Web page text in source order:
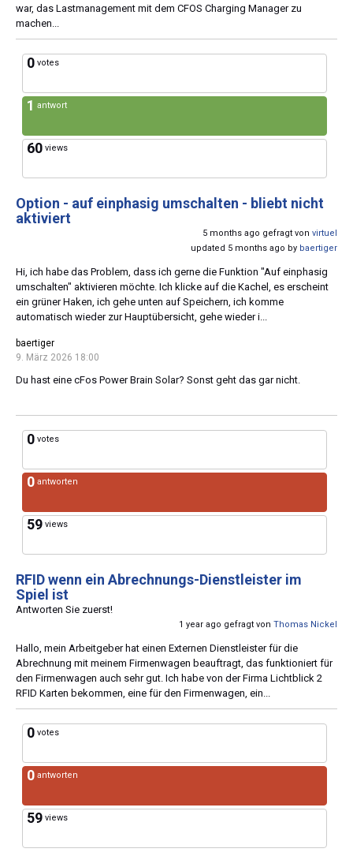
war, das Lastmanagement mit dem CFOS Charging Manager zu
machen...
0 votes
1 antwort
60 views
Option - auf einphasig umschalten - bliebt nicht
aktiviert
5 months ago gefragt von virtuel
updated 5 months ago by baertiger
Hi, ich habe das Problem, dass ich gerne die Funktion "Auf einphasig
umschalten" aktivieren möchte. Ich klicke auf die Kachel, es erscheint
ein grüner Haken, ich gehe unten auf Speichern, ich komme
automatisch wieder zur Hauptübersicht, gehe wieder i...
baertiger
9. März 2026 18:00
Du hast eine cFos Power Brain Solar? Sonst geht das gar nicht.
0 votes
0 antworten
59 views
RFID wenn ein Abrechnungs-Dienstleister im
Spiel ist
Antworten Sie zuerst!
1 year ago gefragt von Thomas Nickel
Hallo, mein Arbeitgeber hat einen Externen Dienstleister für die
Abrechnung mit meinem Firmenwagen beauftragt, das funktioniert für
den Firmenwagen auch sehr gut. Ich habe von der Firma Lichtblick 2
RFID Karten bekommen, eine für den Firmenwagen, ein...
0 votes
0 antworten
59 views